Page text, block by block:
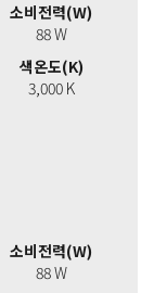
소비전력(W)
88 W
색온도(K)
3,000 K
소비전력(W)
88 W